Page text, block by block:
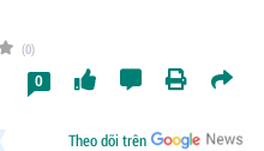
(0)
0
Theo dõi trên